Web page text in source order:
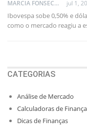
MARCIA FONSECA - FINANCIAL CONSULTANT jul 1,
Ibovespa sobe 0,50% e
como o mercado reagiu a
CATEGORIAS
Análise de Mercado
Calculadoras de
Dicas de Finanças